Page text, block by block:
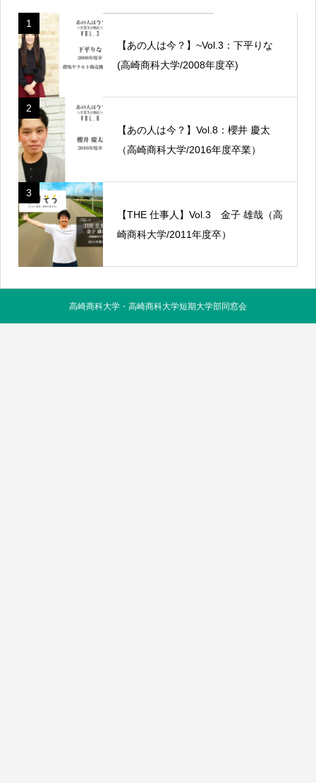
1
【あの人は今？】~Vol.3：下平りな
(高崎商科大学/2008年度卒)
2
【あの人は今？】Vol.8：櫻井 慶太
（高崎商科大学/2016年度卒業）
3
【THE 仕事人】Vol.3 金子 雄哉（高
崎商科大学/2011年度卒）
高崎商科大学・高崎商科大学短期大学部同窓会